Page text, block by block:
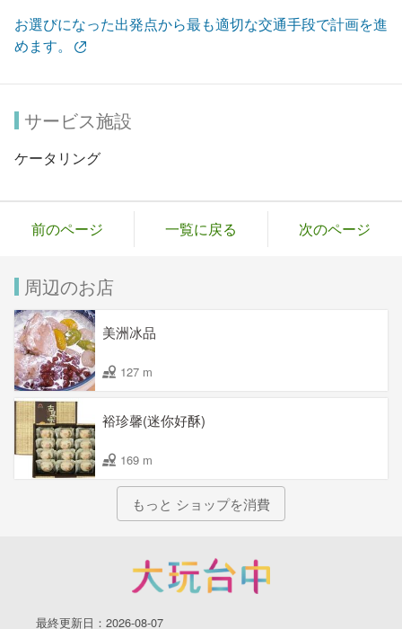
お選びになった出発点から最も適切な交通手段で計画を進
めます。
サービス施設
ケータリング
前のページ 一覧に戻る 次のページ
周辺のお店
美洲冰品
127 m
裕珍馨(迷你好酥)
169 m
もっと ショップを消費
最終更新日：2026-08-07